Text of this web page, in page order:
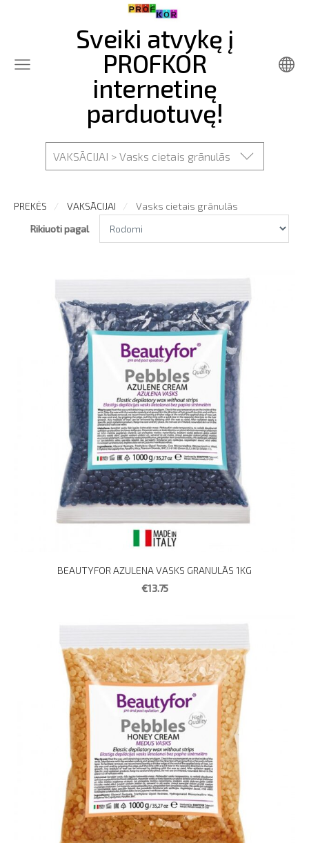
Sveiki atvykę į
PROFKOR
internetinę
parduotuvę!
VAKSĀCIJAI > Vasks cietais grānulās
PREKĖS VAKSĀCIJAI
Vasks cietais grānulās
Rikiuoti pagal
BEAUTYFOR AZULENA VASKS GRANULĀS 1KG
€13.75